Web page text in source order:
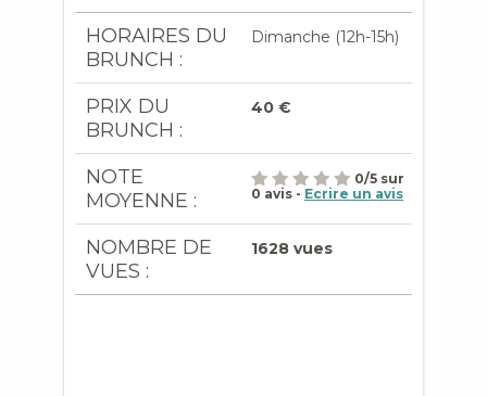
HORAIRES DU
BRUNCH :
Dimanche (12h-15h)
PRIX DU
BRUNCH :
40 €
NOTE
MOYENNE :
0/5 sur
0 avis - Ecrire un avis
NOMBRE DE
VUES :
1628 vues